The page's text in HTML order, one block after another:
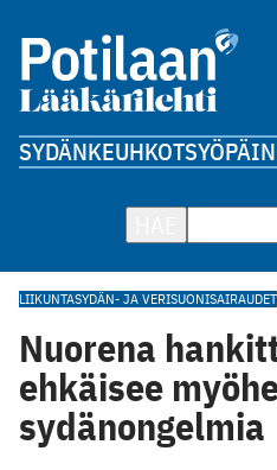
SYDÄNKEUHKOTSYÖPÄ
LIIKUNTASYDÄN- JA VERISUONISAIRAUDET
Nuorena
ehkäisee
sydänongelmia